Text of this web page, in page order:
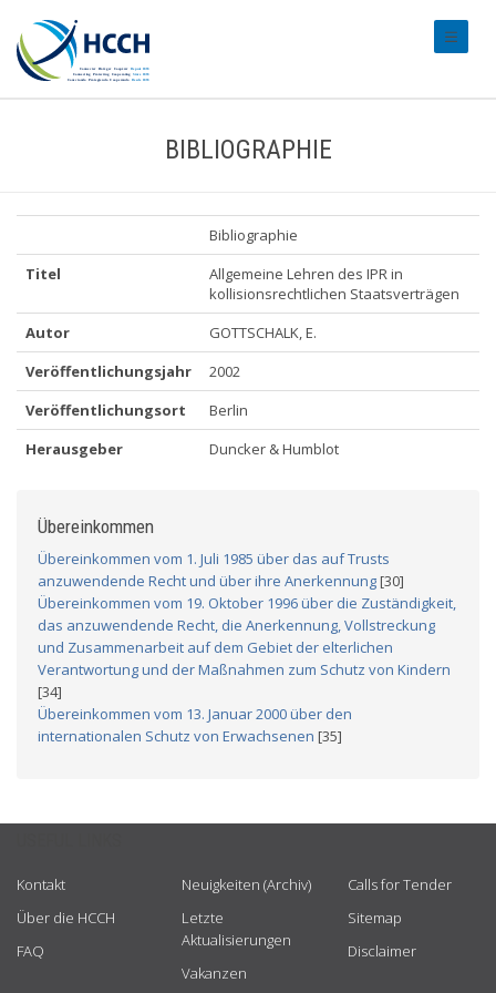
BIBLIOGRAPHIE
Bibliographie
Titel
Allgemeine Lehren des IPR in
kollisionsrechtlichen Staatsverträgen
Autor
GOTTSCHALK, E.
Veröffentlichungsjahr
2002
Veröffentlichungsort
Berlin
Herausgeber
Duncker & Humblot
Übereinkommen
Übereinkommen vom 1. Juli 1985 über das auf Trusts
anzuwendende Recht und über ihre Anerkennung[30]
Übereinkommen vom 19. Oktober 1996 über die Zuständigkeit,
das anzuwendende Recht, die Anerkennung, Vollstreckung
und Zusammenarbeit auf dem Gebiet der elterlichen
Verantwortung und der Maßnahmen zum Schutz von Kindern
[34]
Übereinkommen vom 13. Januar 2000 über den
internationalen Schutz von Erwachsenen [35]
Kontakt
Über die HCCH
FAQ
Neuigkeiten (Archiv)
Letzte
Aktualisierungen
Vakanzen
Calls for Tender
Sitemap
Disclaimer